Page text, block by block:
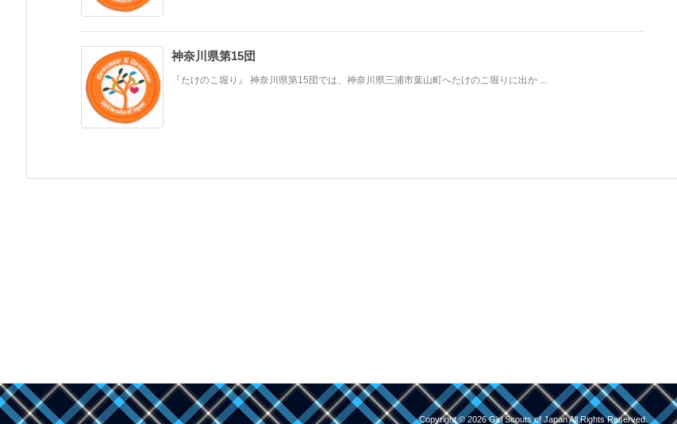
神奈川県第15団
『たけのこ堀り』 神奈川県第15団では、神奈川県三浦市葉山町へたけのこ堀りに出か ...
Copyright ©2026 Girl Scouts of JapanAll Rights Reserved.